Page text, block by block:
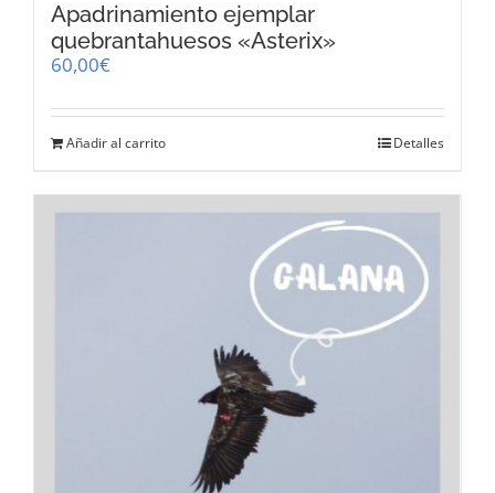
Apadrinamiento ejemplar
quebrantahuesos «Asterix»
60,00€
Añadir al carrito Detalles